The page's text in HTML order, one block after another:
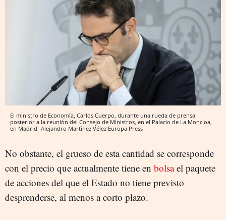
El ministro de Economía, Carlos Cuerpo, durante una rueda de prensa
posterior a la reunión del Consejo de Ministros, en el Palacio de La Moncloa,
en Madrid Alejandro Martínez Vélez Europa Press
No obstante, el grueso de esta cantidad se corresponde
con el precio que actualmente tiene en bolsael paquete
de acciones del que el Estado no tiene previsto
desprenderse, al menos a corto plazo.